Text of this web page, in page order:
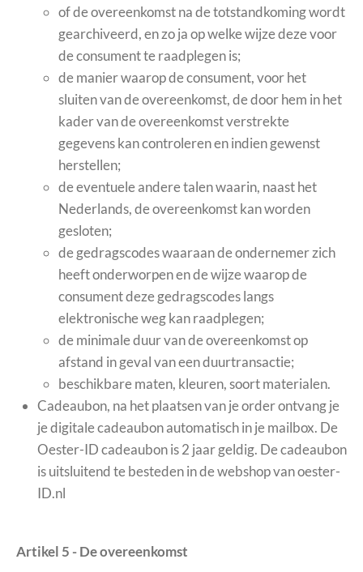
of de overeenkomst na de totstandkoming wordt
gearchiveerd, en zo ja op welke wijze deze voor
de consument te raadplegen is;
de manier waarop de consument, voor het
sluiten van de overeenkomst, de door hem in het
kader van de overeenkomst verstrekte
gegevens kan controleren en indien gewenst
herstellen;
de eventuele andere talen waarin, naast het
Nederlands, de overeenkomst kan worden
gesloten;
de gedragscodes waaraan de ondernemer zich
heeft onderworpen en de wijze waarop de
consument deze gedragscodes langs
elektronische weg kan raadplegen;
de minimale duur van de overeenkomst op
afstand in geval van een duurtransactie;
beschikbare maten, kleuren, soort materialen.
Cadeaubon, na het plaatsen van je order ontvang je
je digitale cadeaubon automatisch in je mailbox. De
Oester-ID cadeaubon is 2 jaar geldig. De cadeaubon
is uitsluitend te besteden in de webshop van oester-
ID.nl
Artikel 5 - De overeenkomst